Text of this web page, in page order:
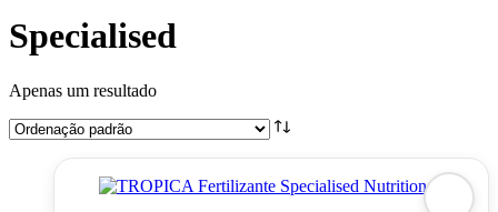
Specialised
Apenas um resultado